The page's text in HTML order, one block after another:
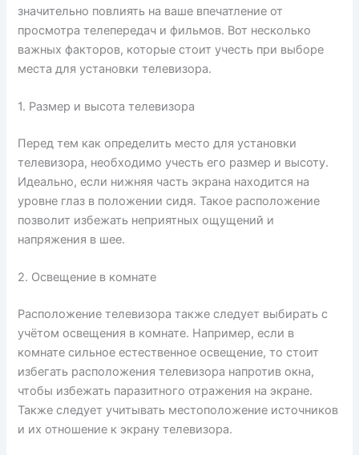
значительно повлиять на ваше впечатление от
просмотра телепередач и фильмов. Вот несколько
важных факторов, которые стоит учесть при выборе
места для установки телевизора.
1. Размер и высота телевизора
Перед тем как определить место для установки
телевизора, необходимо учесть его размер и высоту.
Идеально, если нижняя часть экрана находится на
уровне глаз в положении сидя. Такое расположение
позволит избежать неприятных ощущений и
напряжения в шее.
2. Освещение в комнате
Расположение телевизора также следует выбирать с
учётом освещения в комнате. Например, если в
комнате сильное естественное освещение, то стоит
избегать расположения телевизора напротив окна,
чтобы избежать паразитного отражения на экране.
Также следует учитывать местоположение источников
и их отношение к экрану телевизора.